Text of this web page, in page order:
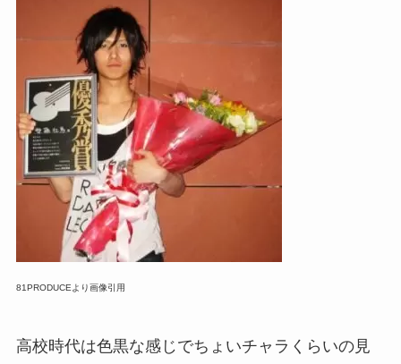
81PRODUCEより画像引用
高校時代は色黒な感じでちょいチャラくらいの見